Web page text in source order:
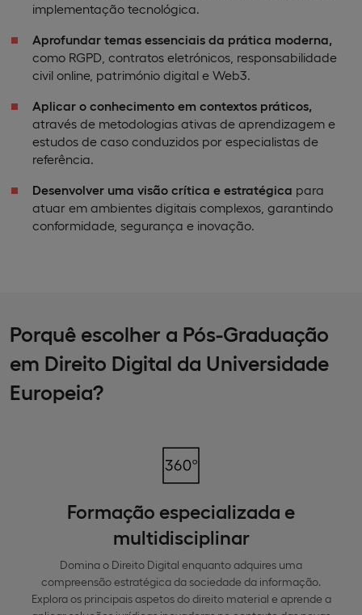
implementação tecnológica.
Aprofundar temas essenciais da prática moderna,
como RGPD, contratos eletrónicos, responsabilidade
civil online, património digital e Web3.
Aplicar o conhecimento em contextos práticos,
através de metodologias ativas de aprendizagem e
estudos de caso conduzidos por especialistas de
referência.
Desenvolver uma visão crítica e estratégica para
atuar em ambientes digitais complexos, garantindo
conformidade, segurança e inovação.
Porquê escolher a Pós-Graduação
em Direito Digital da Universidade
Europeia?
Formação especializada e
multidisciplinar
Domina o Direito Digital enquanto adquires uma
compreensão estratégica da sociedade da informação.
Explora os principais aspetos do direito material e aprende a